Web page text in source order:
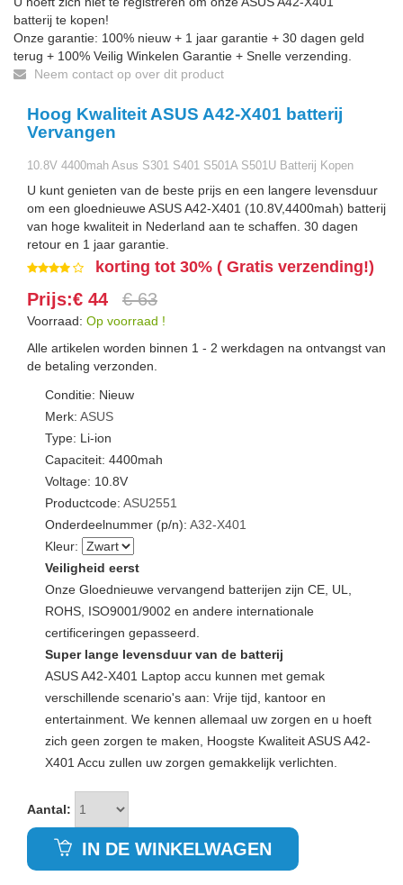
batterij te kopen!
Onze garantie: 100% nieuw + 1 jaar garantie + 30 dagen geld
terug + 100% Veilig Winkelen Garantie + Snelle verzending.
Neem contact op over dit product
Hoog Kwaliteit ASUS A42-X401 batterij
Vervangen
10.8V 4400mah Asus S301 S401 S501A S501U Batterij Kopen
U kunt genieten van de beste prijs en een langere levensduur
om een gloednieuwe ASUS A42-X401 (10.8V,4400mah) batterij
van hoge kwaliteit in Nederland aan te schaffen. 30 dagen
retour en 1 jaar garantie.
korting tot 30% ( Gratis verzending!)
Prijs:€ 44 € 63
Voorraad: Op voorraad !
Alle artikelen worden binnen 1 - 2 werkdagen na ontvangst van
de betaling verzonden.
Conditie: Nieuw
Merk: ASUS
Type: Li-ion
Capaciteit: 4400mah
Voltage: 10.8V
Productcode: ASU2551
Onderdeelnummer (p/n): A32-X401
Kleur:
Veiligheid eerst
Onze Gloednieuwe vervangend batterijen zijn CE, UL,
ROHS, ISO9001/9002 en andere internationale
certificeringen gepasseerd.
Super lange levensduur van de batterij
ASUS A42-X401 Laptop accu kunnen met gemak
verschillende scenario's aan: Vrije tijd, kantoor en
entertainment. We kennen allemaal uw zorgen en u hoeft
zich geen zorgen te maken, Hoogste Kwaliteit ASUS A42-
X401 Accu zullen uw zorgen gemakkelijk verlichten.
Aantal:
IN DE WINKELWAGEN